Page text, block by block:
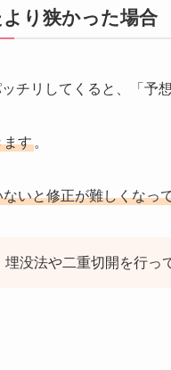
り狭かった場合
チリしてくると、「予
ます 。
いと修正が難しくなっ
没法や二重切開を行っ